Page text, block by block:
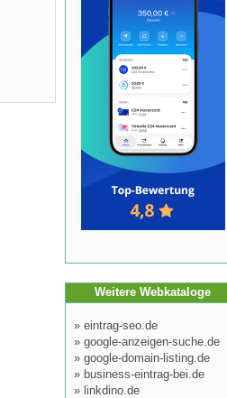
Weitere Webkataloge
» eintrag-seo.de
» google-anzeigen-suche.de
» google-domain-listing.de
» business-eintrag-bei.de
» linkdino.de